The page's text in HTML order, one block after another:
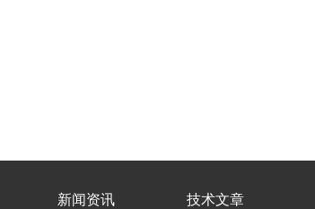
新闻资讯 技术文章